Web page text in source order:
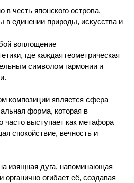
в честь японского острова.
в единении природы, искусства и
воплощение
где каждая геометрическая
символом гармонии и
композиции является сфера —
форма, которая в
часто выступает как метафора
спокойствие, вечность и
изящная дуга, напоминающая
органично огибает её, создавая